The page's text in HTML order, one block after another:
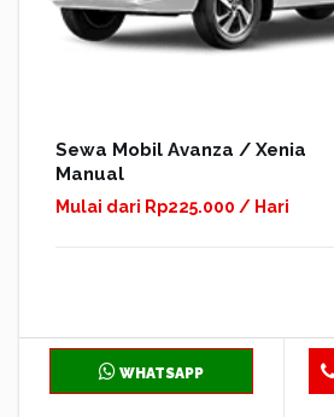
Sewa Mobil Avanza / Xenia
Manual
Mulai dari Rp225.000 / Hari
WHATSAPP